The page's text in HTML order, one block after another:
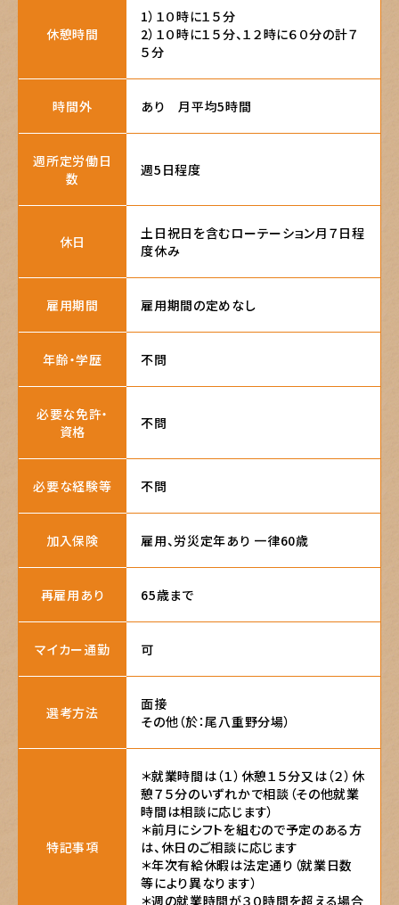
休憩時間
1）１０時に１５分
2）１０時に１５分、１２時に６０分の計７
５分
時間外 あり　月平均5時間
週所定労働日
数
週5日程度
休日
土日祝日を含むローテーション月７日程
度休み
雇用期間 雇用期間の定めなし
年齢・学歴 不問
必要な免許・
資格
不問
必要な経験等 不問
加入保険 雇用、労災定年あり 一律60歳
再雇用あり 65歳まで
マイカー通勤 可
選考方法
面接
その他（於：尾八重野分場）
特記事項
＊就業時間は（１）休憩１５分又は（２）休
憩７５分のいずれかで相談（その他就業
時間は相談に応じます）
＊前月にシフトを組むので予定のある方
は、休日のご相談に応じます
＊年次有給休暇は法定通り（就業日数
等により異なります）
＊週の就業時間が３０時間を超える場合